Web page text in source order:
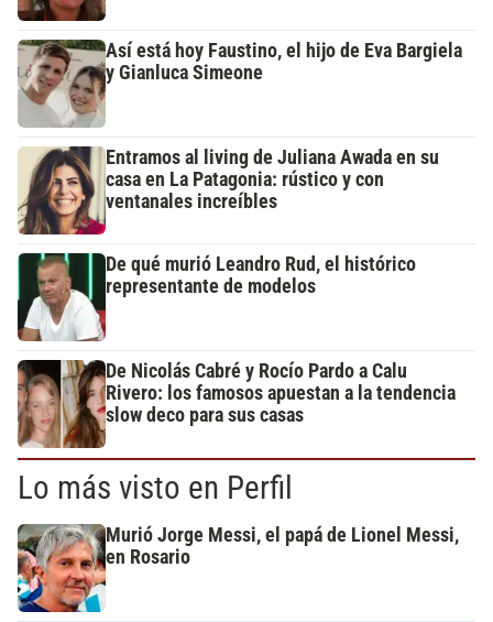
Así está hoy Faustino, el hijo de Eva Bargiela
y Gianluca Simeone
Entramos al living de Juliana Awada en su
casa en La Patagonia: rústico y con
ventanales increíbles
De qué murió Leandro Rud, el histórico
representante de modelos
De Nicolás Cabré y Rocío Pardo a Calu
Rivero: los famosos apuestan a la tendencia
slow deco para sus casas
Lo más visto en Perfil
Murió Jorge Messi, el papá de Lionel Messi,
en Rosario